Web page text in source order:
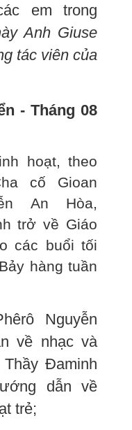
em trong
Anh Giuse
tác viên của
- Tháng 08
hoạt, theo
cố Gioan
An Hòa,
trở về Giáo
các buổi tối
hàng tuần
Nguyễn
về nhạc và
Đaminh
dẫn về
trẻ;